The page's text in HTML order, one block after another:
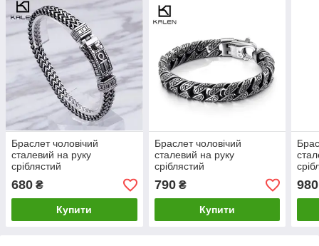
Браслет чоловічий
сталевий на руку
сріблястий
680 ₴
Купити
Браслет чоловічий
сталевий на руку
сріблястий
790₴
Купити
980